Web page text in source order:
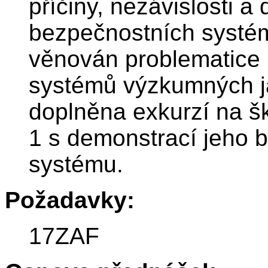
příčiny, nezávislosti a
bezpečnostních
věnován
systémů výzkumných
doplněna exkurzí na
1 s demonstrací jeho
systému.
Požadavky:
17ZAF